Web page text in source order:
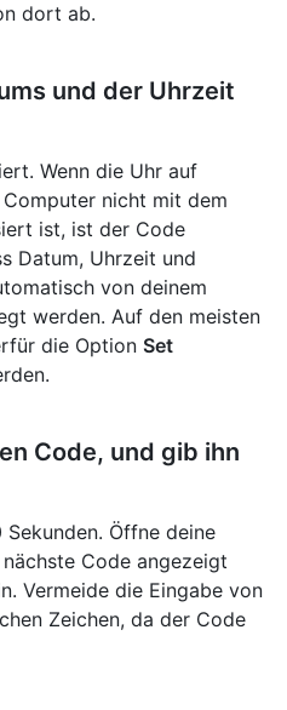
dort ab.
und der Uhrzeit
Wenn die Uhr auf
nicht mit dem
ist, ist der Code
Datum, Uhrzeit und
von deinem
werden. Auf den meisten
die Option Set
Code, und gib ihn
Öffne deine
Code angezeigt
Vermeide die Eingabe von
Zeichen, da der Code